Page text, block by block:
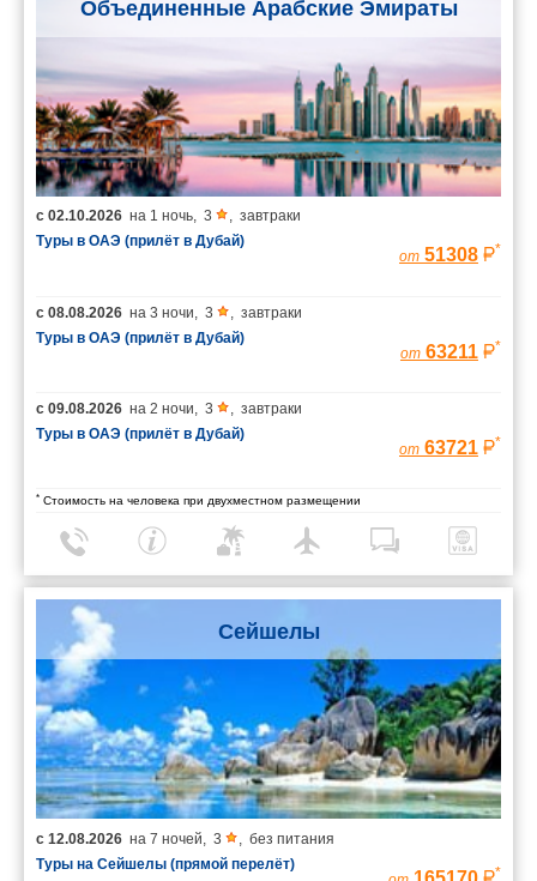
Объединенные Арабские Эмираты
с 02.10.2026 на 1 ночь, 3 , завтраки
Туры в ОАЭ (прилёт в Дубай)
от 51308 *
с 08.08.2026 на 3 ночи, 3 , завтраки
Туры в ОАЭ (прилёт в Дубай)
от 63211 *
с 09.08.2026 на 2 ночи, 3 , завтраки
Туры в ОАЭ (прилёт в Дубай)
от 63721 *
* Стоимость на человека при двухместном размещении
Сейшелы
с 12.08.2026 на 7 ночей 3
без питания
Туры на Сейшелы (прямой перелёт)
*